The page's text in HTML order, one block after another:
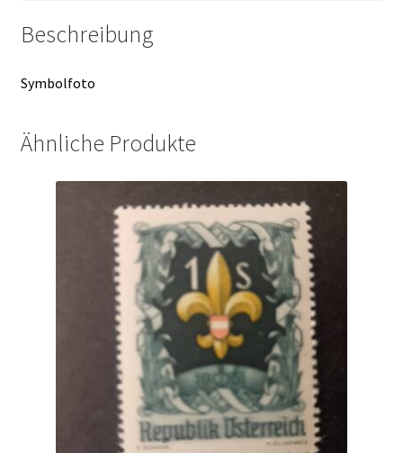
Beschreibung
Symbolfoto
Ähnliche Produkte